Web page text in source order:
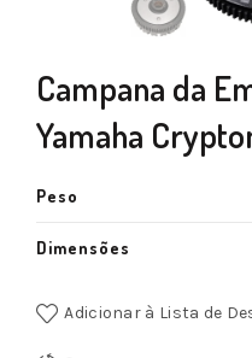
Campana da
Yamaha
Peso
Dimensões
Adicionar à Lista de